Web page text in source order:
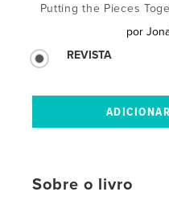
Putting the Pieces
por
REVISTA
Sobre o livro